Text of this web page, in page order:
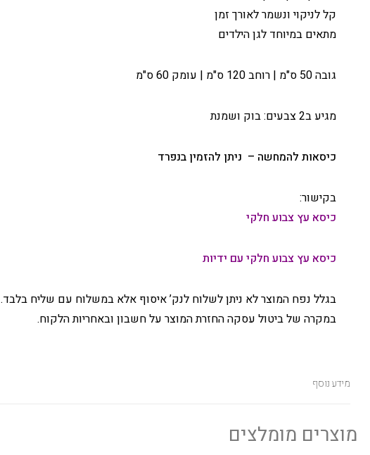
קל לניקוי ונשמר לאורך זמן
מתאים במיוחד לגן הילדים
גובה 50 ס"מ | רוחב 120 ס"מ | עומק 60 ס"מ
מגיע ב2 צבעים: בוק ושמנת
כיסאות להמחשה – ניתן להזמין בנפרד
בקישור:
כיסא עץ צבוע חלקי
כיסא עץ צבוע חלקי עם ידיות
בגלל נפח המוצר לא ניתן לשלוח לנק’ איסוף אלא במשלוח עם שליח בלבד.
במקרה של ביטול עסקה החזרת המוצר על חשבון ובאחריות הלקוח.
מידע נוסף
מוצרים מומלצים